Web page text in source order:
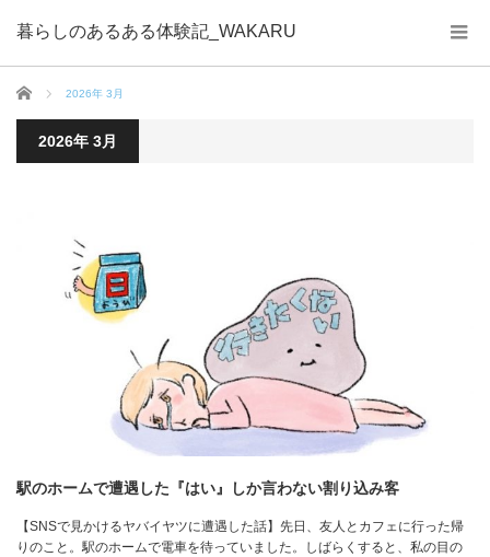
暮らしのあるある体験記_WAKARU
ホーム 2026年 3月
2026年 3月
駅のホームで遭遇した『はい』しか言わない割り込み客
【SNSで見かけるヤバイヤツに遭遇した話】先日、友人とカフェに行った帰
りのこと。駅のホームで電車を待っていました。しばらくすると、私の目の